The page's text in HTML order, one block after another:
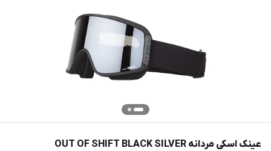
عینک اسکی مردانه OUT OF SHIFT BLACK SILVER